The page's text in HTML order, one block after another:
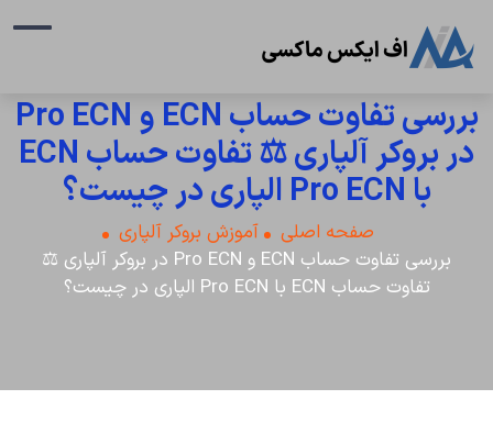
بررسی تفاوت حساب ECN و Pro ECN
در بروکر آلپاری ⚖️ تفاوت حساب ECN
با Pro ECN الپاری در چیست؟
صفحه اصلی
آموزش بروکر آلپاری
بررسی تفاوت حساب ECN و Pro ECN در بروکر آلپاری ⚖️
تفاوت حساب ECN با Pro ECN الپاری در چیست؟